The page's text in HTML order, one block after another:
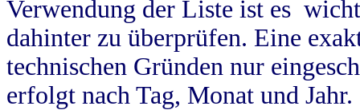
Verwendung der Liste ist es
dahinter zu überprüfen. Eine
technischen Gründen nur
erfolgt nach Tag, Monat und Jahr.